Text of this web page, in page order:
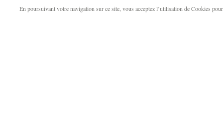
En poursuivant votre navigation sur ce site, vous acceptez l’utilisation de Cookies